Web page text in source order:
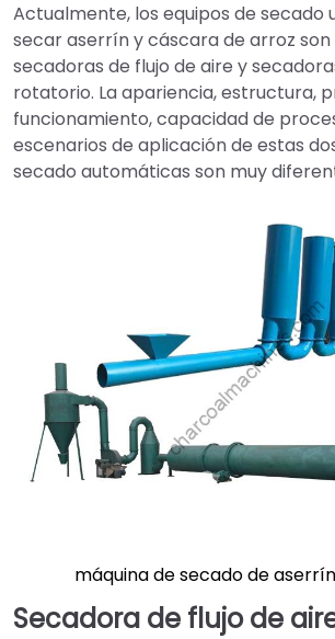
Actualmente, los equipos de secado
secar aserrín y cáscara de arroz
secadoras de flujo de aire y
rotatorio. La apariencia, estructura,
funcionamiento, capacidad de
escenarios de aplicación de estas
secado automáticas son muy
máquina de secado de
Secadora de flujo de